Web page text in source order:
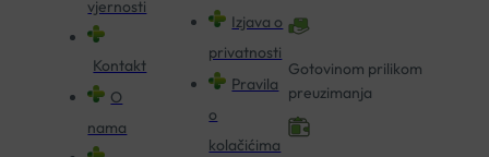
vjernosti
Kontakt
O
nama
Izjava o
privatnosti
Pravila
o
kolačićima
Gotovinom prilikom
preuzimanja